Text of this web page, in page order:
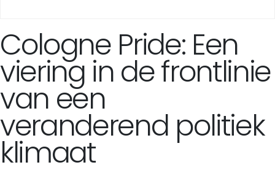
Cologne Pride: Een
viering in de frontlinie
van een
veranderend politiek
klimaat